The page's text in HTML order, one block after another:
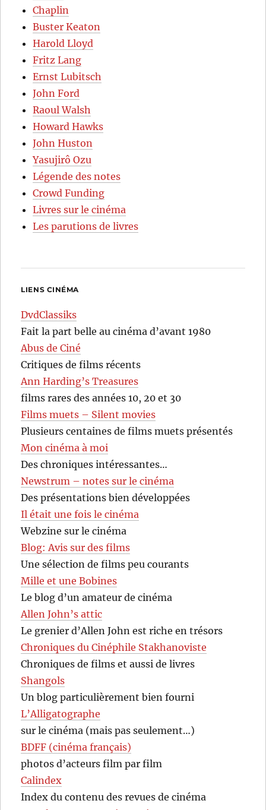
Chaplin
Buster Keaton
Harold Lloyd
Fritz Lang
Ernst Lubitsch
John Ford
Raoul Walsh
Howard Hawks
John Huston
Yasujirô Ozu
Légende des notes
Crowd Funding
Livres sur le cinéma
Les parutions de livres
LIENS CINÉMA
DvdClassiks
Fait la part belle au cinéma d’avant 1980
Abus de Ciné
Critiques de films récents
Ann Harding’s Treasures
films rares des années 10, 20 et 30
Films muets – Silent movies
Plusieurs centaines de films muets présentés
Mon cinéma à moi
Des chroniques intéressantes…
Newstrum – notes sur le cinéma
Des présentations bien développées
Il était une fois le cinéma
Webzine sur le cinéma
Blog: Avis sur des films
Une sélection de films peu courants
Mille et une Bobines
Le blog d’un amateur de cinéma
Allen John’s attic
Le grenier d’Allen John est riche en trésors
Chroniques du Cinéphile Stakhanoviste
Chroniques de films et aussi de livres
Shangols
Un blog particulièrement bien fourni
L’Alligatographe
sur le cinéma (mais pas seulement…)
BDFF (cinéma français)
photos d’acteurs film par film
Calindex
Index du contenu des revues de cinéma